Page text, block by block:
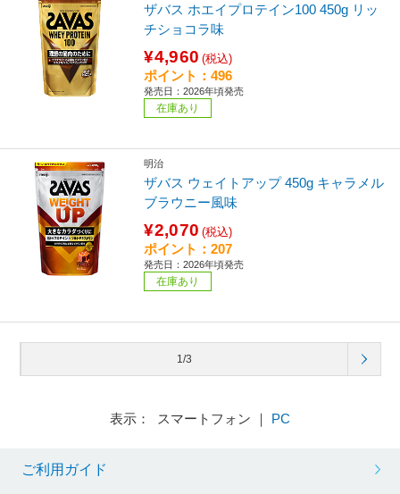
ザバス ホエイプロテイン100 450g リッ
チショコラ味
¥4,960 (税込)
ポイント：496
発売日：2026年頃発売
在庫あり
明治
ザバス ウェイトアップ 450g キャラメル
ブラウニー風味
¥2,070 (税込)
ポイント：207
発売日：2026年頃発売
在庫あり
1/3
表示： スマートフォン ｜ PC
ご利用ガイド